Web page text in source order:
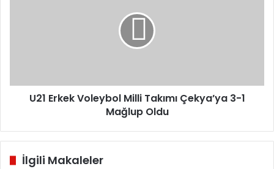
Mağlup
U21 Erkek Voleybol Milli Takımı Çekya’ya 3-1
Mağlup Oldu
İlgili Makaleler